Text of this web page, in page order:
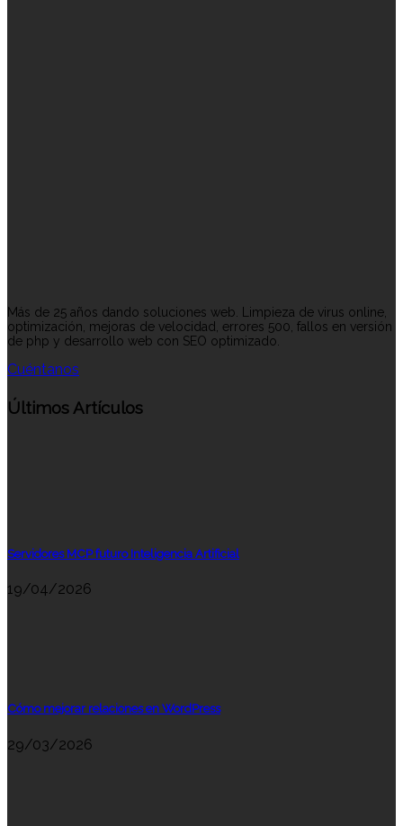
Más de 25 años dando soluciones web. Limpieza de virus online,
optimización, mejoras de velocidad, errores 500, fallos en versión
de php y desarrollo web con SEO optimizado.
Cuéntanos
Últimos Artículos
Servidores MCP futuro Inteligencia Artificial
19/04/2026
Cómo mejorar relaciones en WordPress
29/03/2026